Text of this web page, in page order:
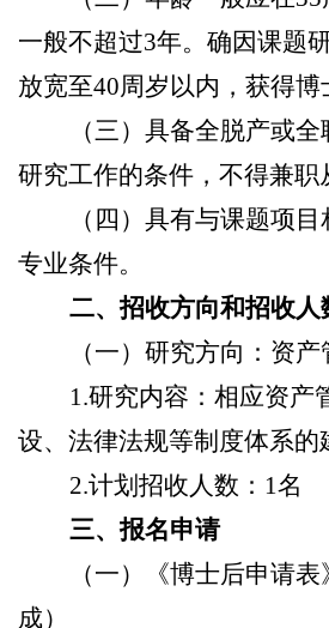
一般不超过3年。确因课题
放宽至40周岁以内，获得博
（三）具备全脱产或
研究工作的条件，不得兼职
（四）具有与课题项
专业条件。
二、招收方向和招收人
（一）研究方向：资产
1.研究内容：相应资产
设、法律法规等制度体系的
2.计划招收人数：1名
三、报名申请
（一）《博士后申请
成）